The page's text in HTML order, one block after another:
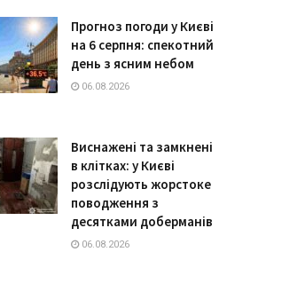
Прогноз погоди у Києві
на 6 серпня: спекотний
день з ясним небом
06.08.2026
Виснажені та замкнені
в клітках: у Києві
розслідують жорстоке
поводження з
десятками доберманів
06.08.2026